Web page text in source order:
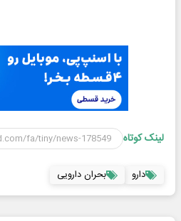
لینک کوتاه
دارو بحران دارویی